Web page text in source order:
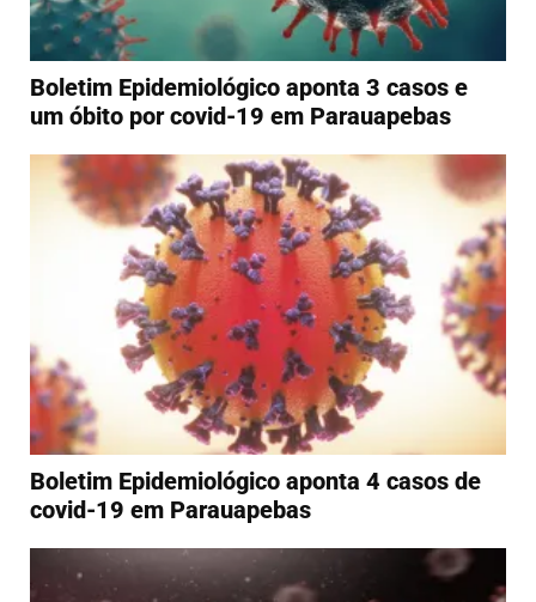
Boletim Epidemiológico aponta 3 casos e
um óbito por covid-19 em Parauapebas
Boletim Epidemiológico aponta 4 casos de
covid-19 em Parauapebas